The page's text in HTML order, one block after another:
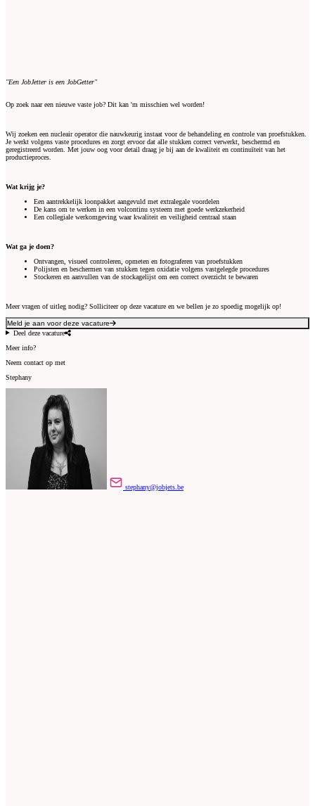
"Een JobJetter is een JobGetter"
Op zoek naar een nieuwe vaste job? Dit kan 'm misschien wel worden!
Wij zoeken een nucleair operator die nauwkeurig instaat voor de behandeling en controle van proefstukken.
Je werkt volgens vaste procedures en zorgt ervoor dat alle stukken correct verwerkt, beschermd en
geregistreerd worden. Met jouw oog voor detail draag je bij aan de kwaliteit en continuïteit van het
productieproces.
Wat krijg je?
Een aantrekkelijk loonpakket aangevuld met extralegale voordelen
De kans om te werken in een volcontinu systeem met goede werkzekerheid
Een collegiale werkomgeving waar kwaliteit en veiligheid centraal staan
Wat ga je doen?
Ontvangen, visueel controleren, opmeten en fotograferen van proefstukken
Polijsten en beschermen van stukken tegen oxidatie volgens vastgelegde procedures
Stockeren en aanvullen van de stockagelijst om een correct overzicht te bewaren
Meer vragen of uitleg nodig? Solliciteer op deze vacature en we bellen je zo spoedig mogelijk op!
Meld je aan voor deze vacature
Deel deze vacature
Meer info?
Neem contact op met
Stephany
stephany@jobjets.be